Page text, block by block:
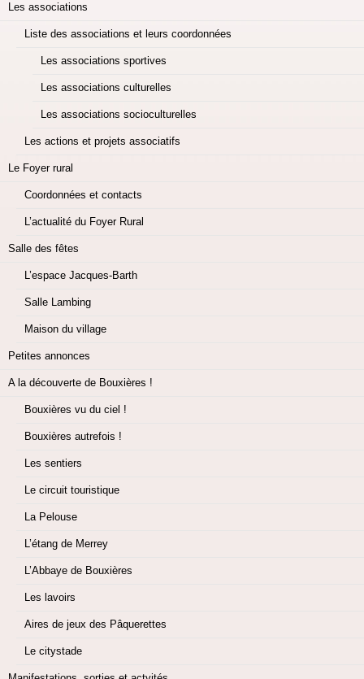
Les associations
Liste des associations et leurs coordonnées
Les associations sportives
Les associations culturelles
Les associations socioculturelles
Les actions et projets associatifs
Le Foyer rural
Coordonnées et contacts
L’actualité du Foyer Rural
Salle des fêtes
L’espace Jacques-Barth
Salle Lambing
Maison du village
Petites annonces
A la découverte de Bouxières !
Bouxières vu du ciel !
Bouxières autrefois !
Les sentiers
Le circuit touristique
La Pelouse
L’étang de Merrey
L’Abbaye de Bouxières
Les lavoirs
Aires de jeux des Pâquerettes
Le citystade